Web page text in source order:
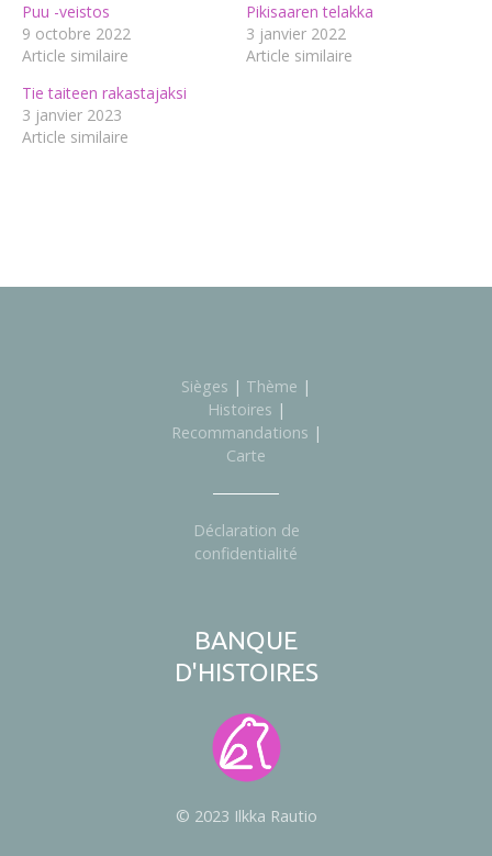
Puu -veistos
9 octobre 2022
Article similaire
Pikisaaren telakka
3 janvier 2022
Article similaire
Tie taiteen rakastajaksi
3 janvier 2023
Article similaire
Sièges | Thème |
Histoires |
Recommandations |
Carte
Déclaration de
confidentialité
BANQUE
D'HISTOIRES
© 2023 Ilkka Rautio